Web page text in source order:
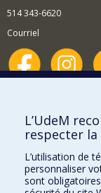
514 343-6620
Courriel
Comment
BESOIN D'AIDE?
Plan du site
Signaler une erreur
L’UdeM
respecter la
L’utilisation de
personnaliser
sont